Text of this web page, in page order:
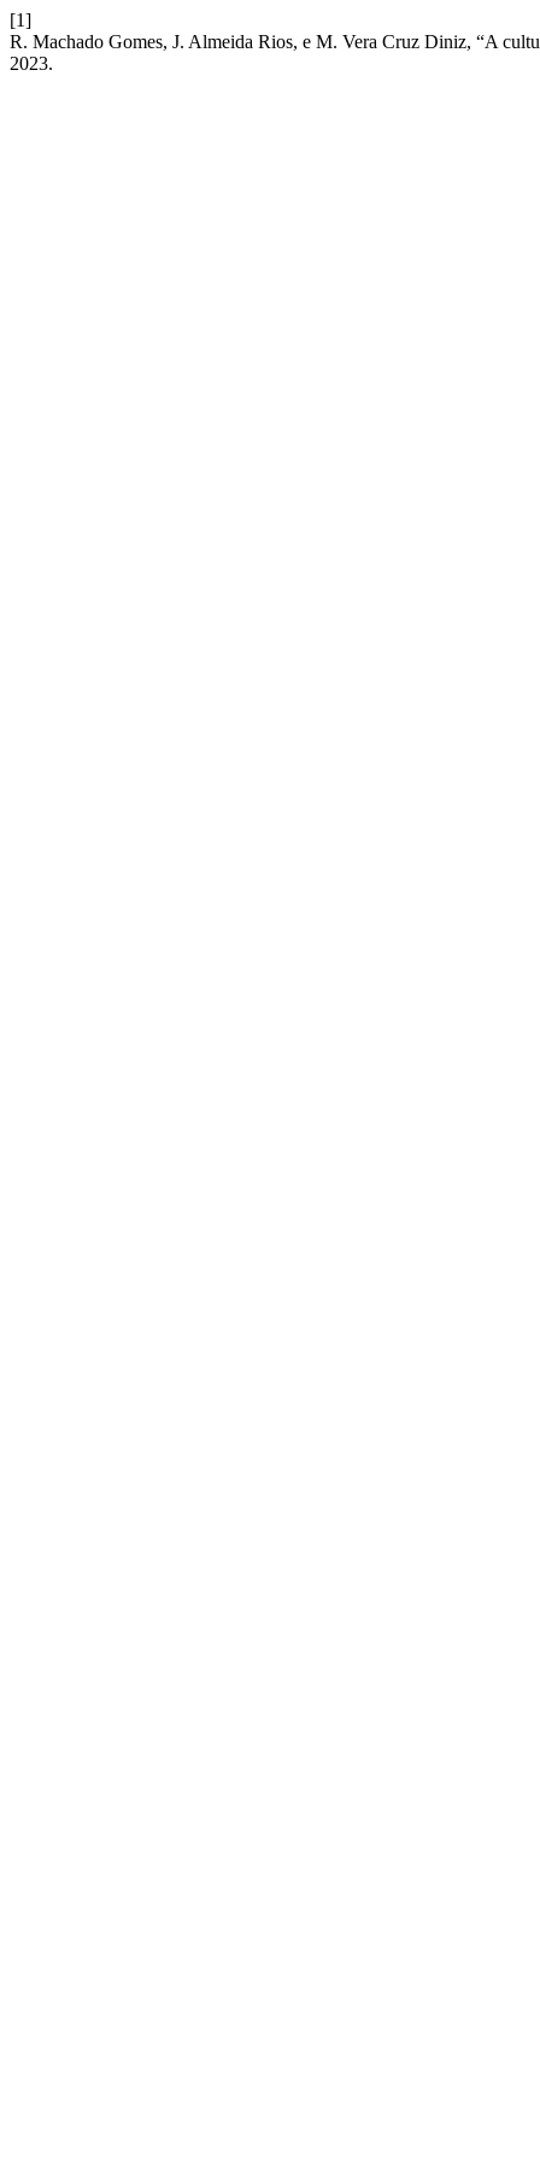
[1]
R. Machado Gomes, J. Almeida Rios, e M. Vera Cruz Diniz, “A
2023.